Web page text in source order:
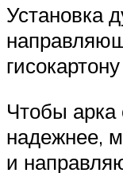
Установка
Чтобы
надежнее,
и